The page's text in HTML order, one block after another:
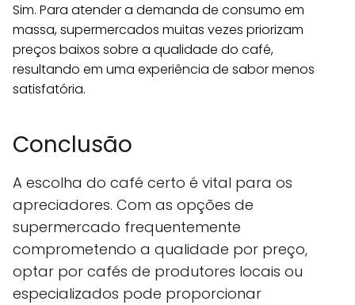
Sim. Para atender a demanda de consumo em
massa, supermercados muitas vezes priorizam
preços baixos sobre a qualidade do café,
resultando em uma experiência de sabor menos
satisfatória.
Conclusão
A escolha do café certo é vital para os
apreciadores. Com as opções de
supermercado frequentemente
comprometendo a qualidade por preço,
optar por cafés de produtores locais ou
especializados pode proporcionar